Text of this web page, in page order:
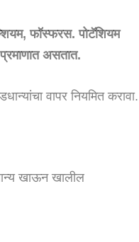
फॉस्फरस. पोटॅशियम
असतात.
वापर नियमित करावा.
खाऊन खालील